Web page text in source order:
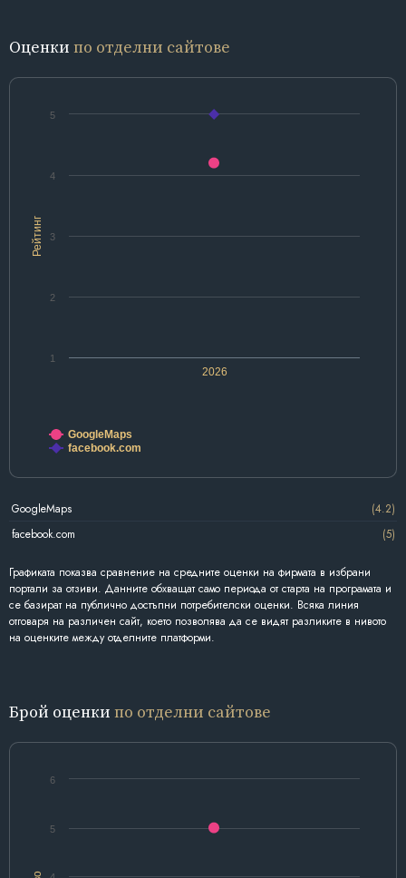
Оценки по отделни сайтове
Рейтинг
2026
1
2
3
4
5
GoogleMaps
facebook.com
GoogleMaps
(4.2)
facebook.com
(5)
Графиката показва сравнение на средните оценки на фирмата в избрани
портали за отзиви. Данните обхващат само периода от старта на програмата и
се базират на публично достъпни потребителски оценки. Всяка линия
отговаря на различен сайт, което позволява да се видят разликите в нивото
на оценките между отделните платформи.
Брой оценки по отделни сайтове
5
6